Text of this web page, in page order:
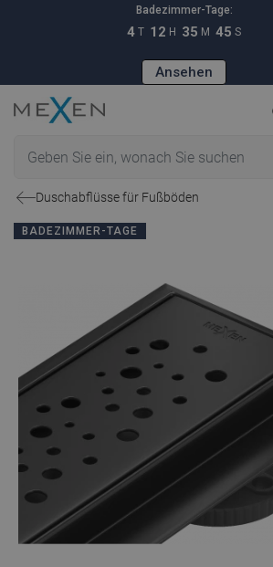
Badezimmer-Tage:
4 T 12 H 35 M 44 S
Ansehen
Duschabflüsse für Fußböden
BADEZIMMER-TAGE